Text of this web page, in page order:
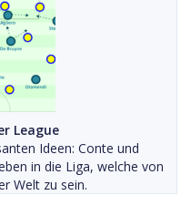
League
Ideen: Conte und
in die Liga, welche von
Welt zu sein.